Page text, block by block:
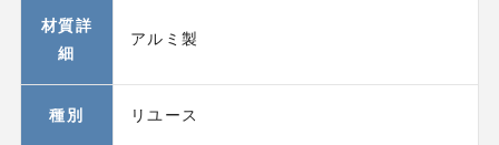
材質詳
細
アルミ製
種別 リユース